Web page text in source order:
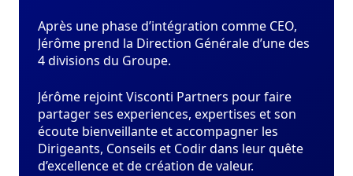
Après une phase d’intégration comme CEO,
Jérôme prend la Direction Générale d’une des
4 divisions du Groupe.
Jérôme rejoint Visconti Partners pour faire
partager ses experiences, expertises et son
écoute bienveillante et accompagner les
Dirigeants, Conseils et Codir dans leur quête
d’excellence et de création de valeur.